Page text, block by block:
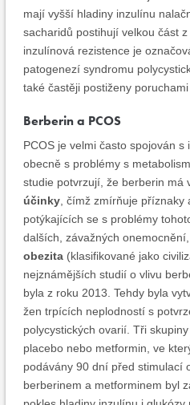
mají vyšší hladiny inzulínu
sacharidů postihují velkou část
inzulínová rezistence je
patogenezí syndromu
také častěji postiženy
Berberin a PCOS
PCOS je velmi často spojován
obecně s problémy s
studie potvrzují, že berberin má
účinky , čímž zmírňuje
potýkajících se s problémy
dalších, závažných
obezita (klasifikované jako
nejznámějších studií o vlivu
byla z roku 2013. Tehdy byla
žen trpících neplodností s
polycystických ovarií. Tři
placebo nebo metformin, ve
podávány 90 dní před stimulací
berberinem a metforminem byl